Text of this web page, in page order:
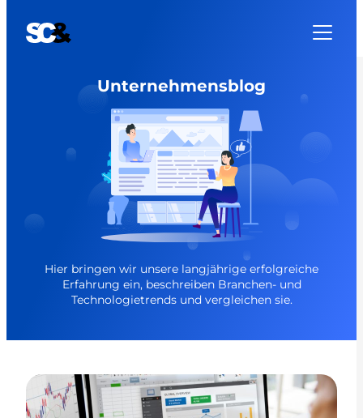
Unternehmensblog
Hier bringen wir unsere langjährige erfolgreiche
Erfahrung ein, beschreiben Branchen- und
Technologietrends und vergleichen sie.